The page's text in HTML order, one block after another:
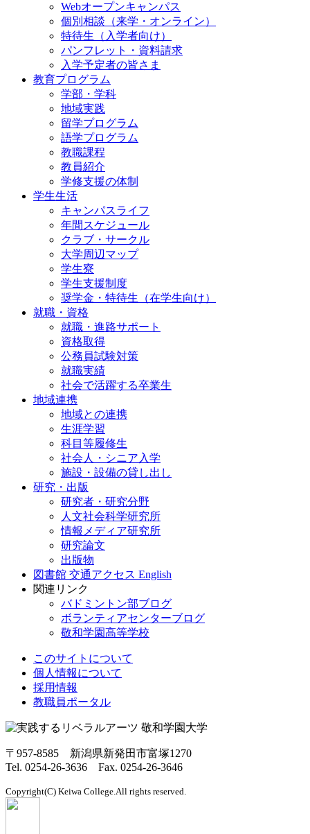
Webオープンキャンパス
個別相談（来学・オンライン）
特待生（入学者向け）
パンフレット・資料請求
入学予定者の皆さま
教育プログラム
学部・学科
地域実践
留学プログラム
語学プログラム
教職課程
教員紹介
学修支援の体制
学生生活
キャンパスライフ
年間スケジュール
クラブ・サークル
大学周辺マップ
学生寮
学生支援制度
奨学金・特待生（在学生向け）
就職・資格
就職・進路サポート
資格取得
公務員試験対策
就職実績
社会で活躍する卒業生
地域連携
地域との連携
生涯学習
科目等履修生
社会人・シニア入学
施設・設備の貸し出し
研究・出版
研究者・研究分野
人文社会科学研究所
情報メディア研究所
研究論文
出版物
図書館 交通アクセス English
関連リンク
バドミントン部ブログ
ボランティアセンターブログ
敬和学園高等学校
このサイトについて
個人情報について
採用情報
教職員ポータル
〒957-8585 新潟県新発田市富塚1270
Tel. 0254-26-3636 Fax. 0254-26-3646
Copyright(C) Keiwa College.All rights reserved.